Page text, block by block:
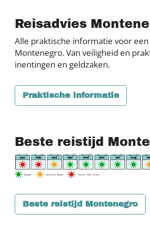
Reisadvies
Alle praktische informatie voor
Montenegro. Van veiligheid en
inentingen en geldzaken.
Praktische informatie
Beste reistijd
Beste reistijd Montenegro